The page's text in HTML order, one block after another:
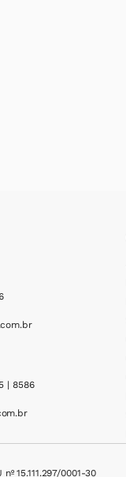
| 8586
nº 15.111.297/0001-30